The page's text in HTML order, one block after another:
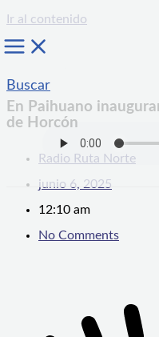
Ir al contenido
Buscar
En Paihuano
de Horcón
Radio Ruta Norte
junio 6, 2025
12:10 am
No Comments